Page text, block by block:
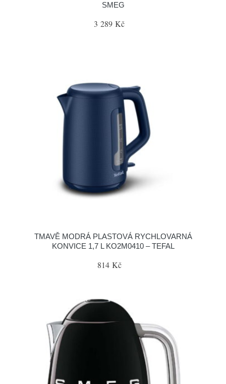
SMEG
3 289 Kč
TMAVĚ MODRÁ PLASTOVÁ RYCHLOVARNÁ
KONVICE 1,7 L KO2M0410 – TEFAL
814 Kč